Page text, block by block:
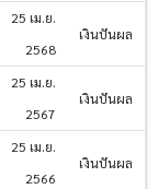
25 เม.ย.
2568
เงินปันผล
25 เม.ย.
2567
เงินปันผล
25 เม.ย.
2566
เงินปันผล